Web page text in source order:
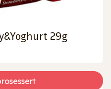
29g